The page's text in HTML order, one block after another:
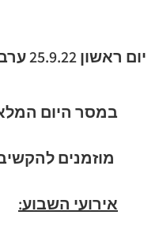
יום ראשון 25.9.22 ערב ראש השנה מסר מפי מלאכי השרת
במסר היום
מוזמנים
אירועי השבוע: